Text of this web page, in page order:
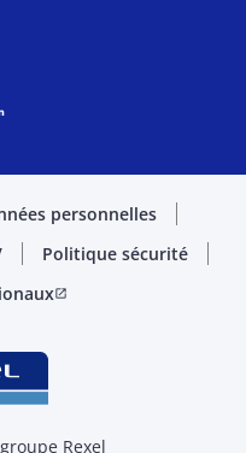
personnelles
Politique sécurité
open_in_new
Rexel